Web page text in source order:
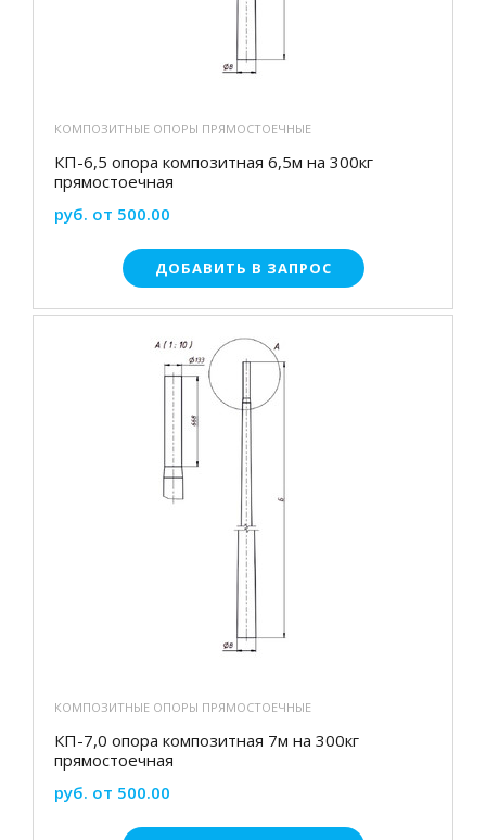
КОМПОЗИТНЫЕ ОПОРЫ ПРЯМОСТОЕЧНЫЕ
КП-6,5 опора композитная 6,5м на 300кг
прямостоечная
руб. от 500.00
ДОБАВИТЬ В ЗАПРОС
КОМПОЗИТНЫЕ ОПОРЫ ПРЯМОСТОЕЧНЫЕ
КП-7,0 опора композитная 7м на 300кг
прямостоечная
руб. от 500.00